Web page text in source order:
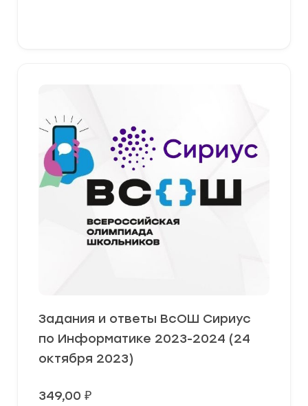
Задания и ответы ВсОШ Сириус
по Информатике 2023-2024 (24
октября 2023)
349,00 ₽